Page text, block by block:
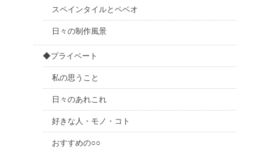
スペインタイルとペベオ
日々の制作風景
◆プライベート
私の思うこと
日々のあれこれ
好きな人・モノ・コト
おすすめの○○